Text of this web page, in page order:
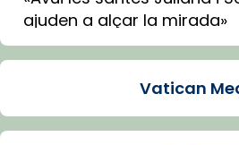
ajuden a alçar la mirada»
Mons. Sergi Gordo, bisbe
Santes de Mataró.
🔗tinyurl.com/cvu5jmbk
Vatican